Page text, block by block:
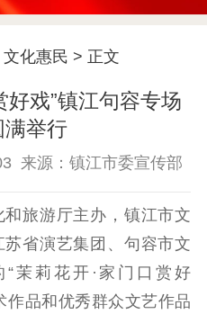
页
要闻
告
政策法规
动态
文化惠民 > 正文
好戏”镇江句容专场
满举行
来源：镇江市委宣传部
旅游厅主办，镇江市文
省演艺集团、句容市文
茉莉花开·家门口赏好
品和优秀群众文艺作品